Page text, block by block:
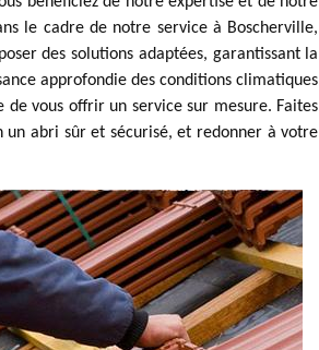
le cadre de notre service à Boscherville,
des solutions adaptées, garantissant la
approfondie des conditions climatiques
de vous offrir un service sur mesure. Faites
abri sûr et sécurisé, et redonner à votre